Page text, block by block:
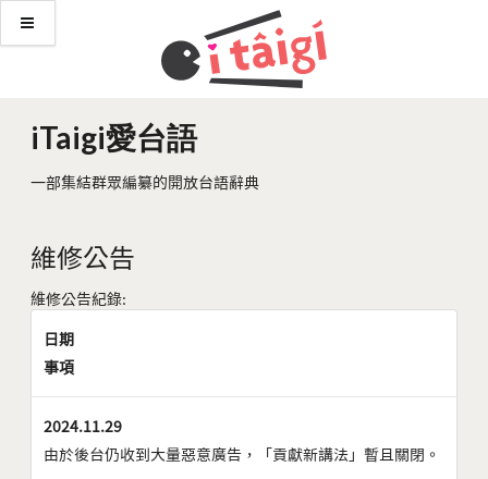
iTaigi愛台語
一部集結群眾編纂的開放台語辭典
維修公告
維修公告紀錄:
日期
事項
2024.11.29
由於後台仍收到大量惡意廣告，「貢獻新講法」暫且關閉。